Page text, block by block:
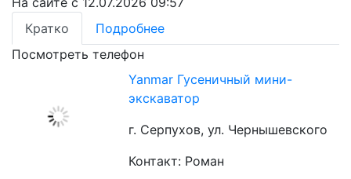
Кратко
Подробнее
Посмотреть телефон
Yanmar Гусеничный мини-
экскаватор
г. Серпухов, ул. Чернышевского
Контакт: Роман